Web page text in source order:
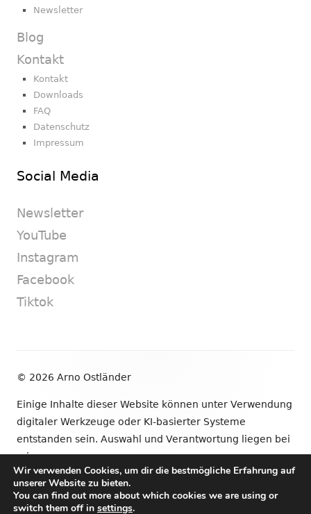
Newsletter
Blog
Kontakt
Kontakt
Downloads
FAQ
Datenschutz
Impressum
Social Media
Newsletter
YouTube
Instagram
Facebook
Tiktok
© 2026 Arno Ostländer
Einige Inhalte dieser Website können unter Verwendung
digitaler Werkzeuge oder KI-basierter Systeme
entstanden sein. Auswahl und Verantwortung liegen bei
mir.
•VerwendetTiny Framework
Wir verwenden Cookies, um dir die bestmögliche Erfahrung auf
unserer Website zu bieten.
You can find out more about which cookies we are using or
switch them off in settings.